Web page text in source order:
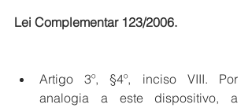
Lei Complementar 123/2006.
Artigo 3º, §4º, inciso VIII. Por
analogia a este dispositivo, a